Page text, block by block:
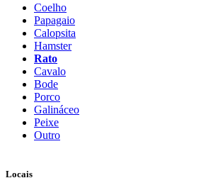
Coelho
Papagaio
Calopsita
Hamster
Rato
Cavalo
Bode
Porco
Galináceo
Peixe
Outro
Locais